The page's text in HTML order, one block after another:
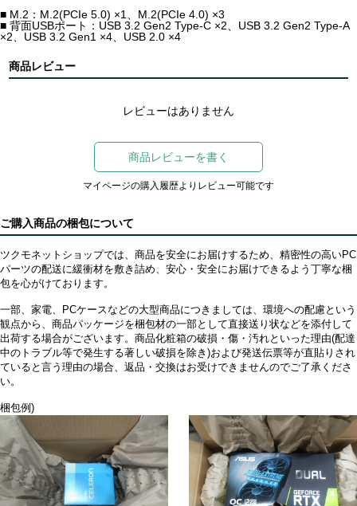
■ M.2：M.2(PCIe 5.0) ×1、M.2(PCIe 4.0) ×3
■ 背面USBポート：USB 3.2 Gen2 Type-C ×2、USB 3.2 Gen2 Type-A
×2、USB 3.2 Gen1 ×4、USB 2.0 ×4
商品レビュー
レビューはありません
商品レビューを書く
マイページの購入履歴よりレビュー可能です
ご購入商品の梱包について
ツクモネットショップでは、商品を安全にお届けするため、精密性の高いPC
パーツの配送に緩衝材を敷き詰め、安心・安全にお届けできるよう丁寧な梱
包を心がけております。
一部、家電、PCケースなどの大型商品につきましては、環境への配慮という
観点から、商品パッケージを梱包材の一部として直接送り状などを添付して
出荷する場合がございます。商品化粧箱の破損・傷・汚れといった理由(配達
中のトラブル等で発生する著しい破損を除き)および発送伝票等が直貼りされ
ていると言う理由の場合、返品・交換はお受けできませんのでご了承くださ
い。
梱包例)